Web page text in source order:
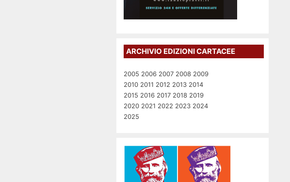
ARCHIVIO EDIZIONI CARTACEE
2005 2006 2007 2008 2009
2010 2011 2012 2013 2014
2015 2016 2017 2018 2019
2020 2021 2022 2023 2024
2025